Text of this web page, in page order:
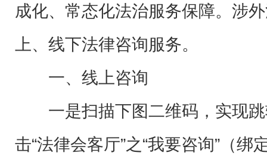
成化、常态化法治服务保障。涉
上、线下法律咨询服务。
一、线上咨询
一是扫描下图二维码，实现
击“法律会客厅”之“我要咨询”（绑